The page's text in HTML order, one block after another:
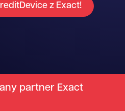
z Exact!
partner Exact